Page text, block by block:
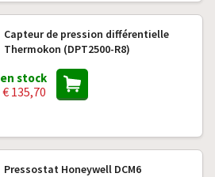
Capteur de pression différentielle
Thermokon (DPT2500-R8)
en stock
€ 135,70
Pressostat Honeywell DCM6